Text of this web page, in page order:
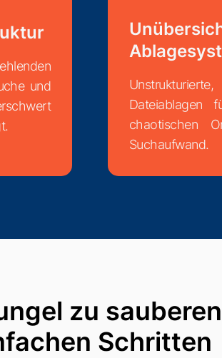
und
Dateiablagen
chaotischen
Suchaufwand.
zu
Schritten